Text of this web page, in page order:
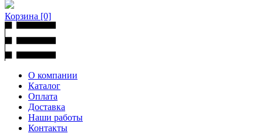
Корзина [0]
О компании
Каталог
Оплата
Доставка
Наши работы
Контакты